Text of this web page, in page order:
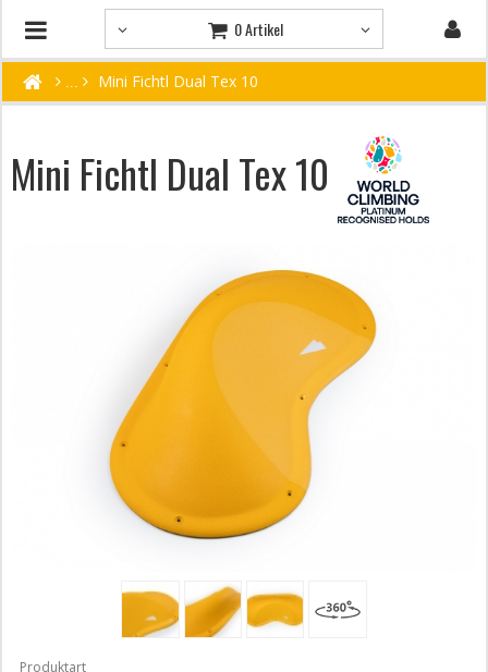
0 Artikel
Mini Fichtl Dual Tex 10
Mini Fichtl Dual Tex 10
Produktart